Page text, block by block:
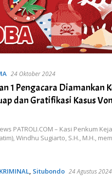
24 Oktober 2024
1 Pengacara Diamankan
dan Gratifikasi Kasus
PATROLI.COM – Kasi Penkum
Windhu Sugiarto, S.H., M.H.,
, Situbondo 24 Agustus 2024